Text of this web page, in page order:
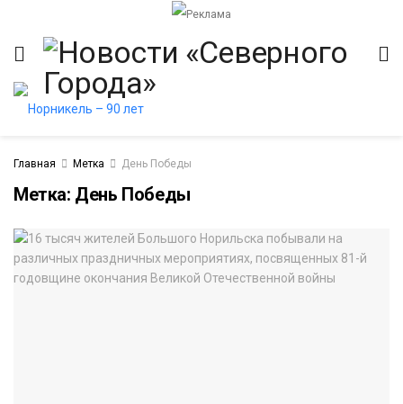
Главная Метка День Победы
Метка: День Победы